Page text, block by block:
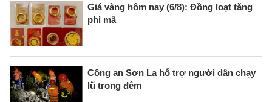
Giá vàng hôm nay (6/8): Đồng loạt tăng
phi mã
Công an Sơn La hỗ trợ người dân chạy
lũ trong đêm